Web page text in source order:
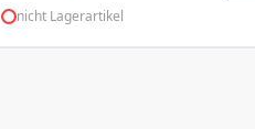
nicht Lagerartikel